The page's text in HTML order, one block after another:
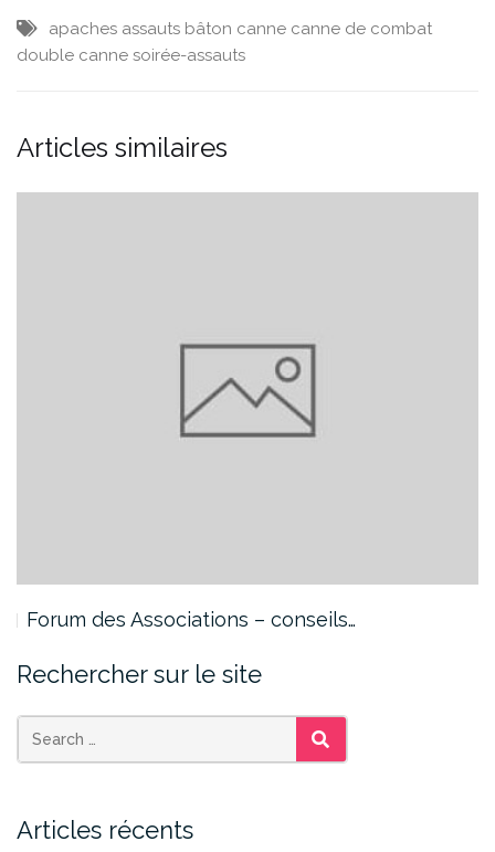
apaches assauts bâton canne canne de combat
double canne soirée-assauts
Articles similaires
Forum des Associations – conseils…
Rechercher sur le site
SEARCH
Articles récents